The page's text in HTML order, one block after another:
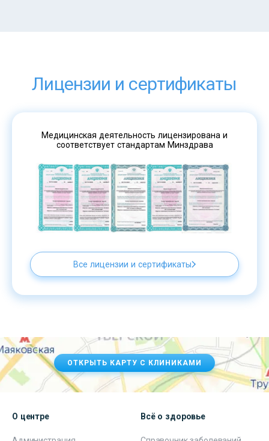
Лицензии и сертификаты
Медицинская деятельность лицензирована и
соответствует стандартам Минздрава
Все лицензии и сертификаты
ОТКРЫТЬ КАРТУ С КЛИНИКАМИ
О центре Всё о здоровье